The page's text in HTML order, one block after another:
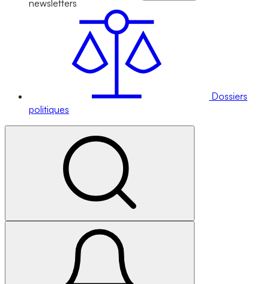
newsletters
Dossiers
politiques